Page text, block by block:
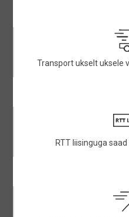
Transport ukselt uksele
RTT liisinguga